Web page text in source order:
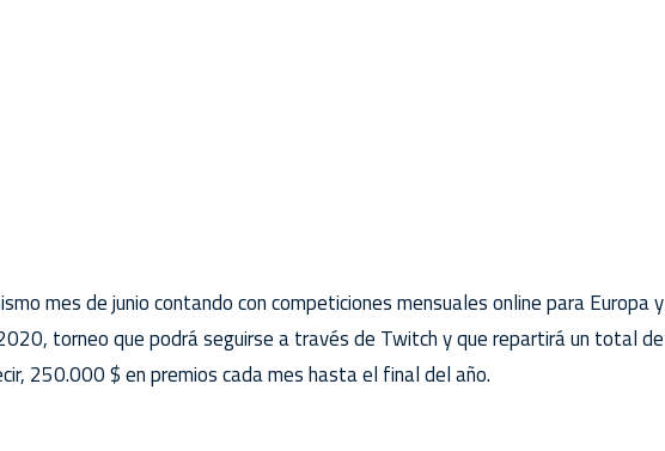
mes de junio contando con competiciones mensuales online para Europa y
torneo que podrá seguirse a través de Twitch y que repartirá un total de
250.000 $ en premios cada mes hasta el final del año.